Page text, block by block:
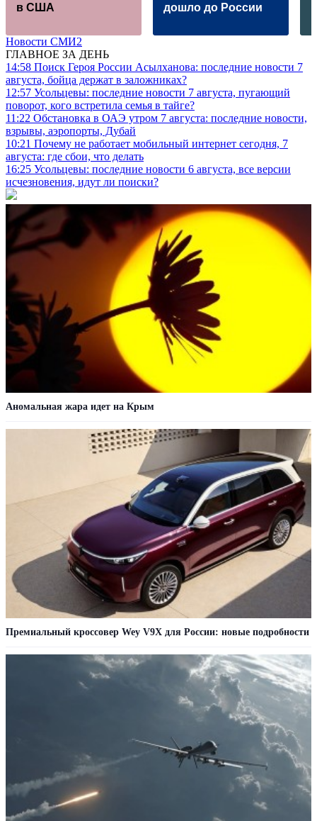
в США дошло до России
Новости СМИ2
ГЛАВНОЕ ЗА ДЕНЬ
14:58 Поиск Героя России Асылханова: последние новости 7
августа, бойца держат в заложниках?
12:57 Усольцевы: последние новости 7 августа, пугающий
поворот, кого встретила семья в тайге?
11:22 Обстановка в ОАЭ утром 7 августа: последние новости,
взрывы, аэропорты, Дубай
10:21 Почему не работает мобильный интернет сегодня, 7
августа: где сбои, что делать
16:25 Усольцевы: последние новости 6 августа, все версии
исчезновения, идут ли поиски?
Аномальная жара идет на Крым
Премиальный кроссовер Wey V9X для России: новые подробности